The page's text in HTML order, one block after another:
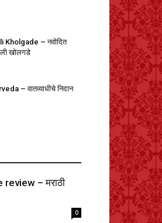
Kholgade – नवोदित
खोलगडे
– वातव्याधीचे निदान
– मराठी
0